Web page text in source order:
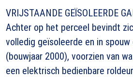
VRIJSTAANDE GEÏSOLEERDE
Achter op het perceel bevindt
volledig geïsoleerde en in spouw
(bouwjaar 2000), voorzien van
een elektrisch bedienbare